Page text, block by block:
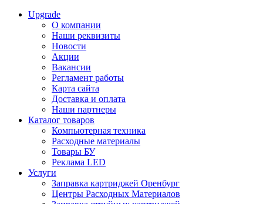
Upgrade
О компании
Наши реквизиты
Новости
Акции
Вакансии
Регламент работы
Карта сайта
Доставка и оплата
Наши партнеры
Каталог товаров
Компьютерная техника
Расходные материалы
Товары БУ
Реклама LED
Услуги
Заправка картриджей Оренбург
Центры Расходных Материалов